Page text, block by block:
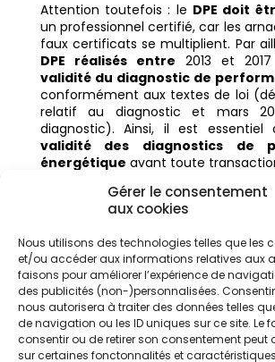
Gérer le consentement
aux cookies
Nous utilisons des technologies telles que les
et/ou accéder aux informations relatives aux
faisons pour améliorer l’expérience de
des publicités (non-)personnalisées.
nous autorisera à traiter des données telles
de navigation ou les ID uniques sur ce site. Le
consentir ou de retirer son consentement peut
sur certaines fonctonnalités et
Attention toutefois : le DPE doit
un professionnel certifié, car les
faux certificats se multiplient. Par
DPE réalisés entre 2013 et
validité du diagnostic de
conformément aux textes de loi
relatif au diagnostic et mars
diagnostic). Ainsi, il est essentiel
validité des diagnostics de
énergétique avant toute
Contactez-nousdès maintenant
de conseils personnalisés afin
meilleure performance
bâtimentset accroître le
habitation.
Sujets connexes